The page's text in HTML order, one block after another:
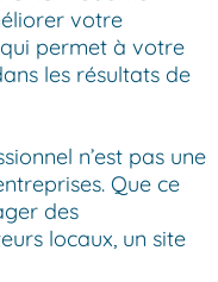
votre
permet à votre
les résultats de
n’est pas une
Que ce
des
locaux, un site